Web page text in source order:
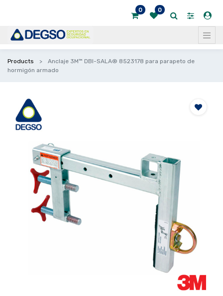
0 0
Products
Anclaje 3M™ DBI-SALA® 8523178 para parapeto de
hormigón armado